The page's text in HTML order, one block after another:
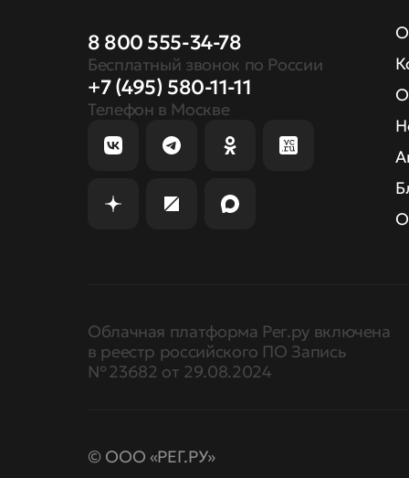
8 800 555-34-78
Бесплатный звонок по России
+7 (495) 580-11-11
Телефон в Москве
Облачная платформа Рег.ру включена
в реестр российского ПО Запись
№ 23682 от 29.08.2024
© ООО «РЕГ.РУ»